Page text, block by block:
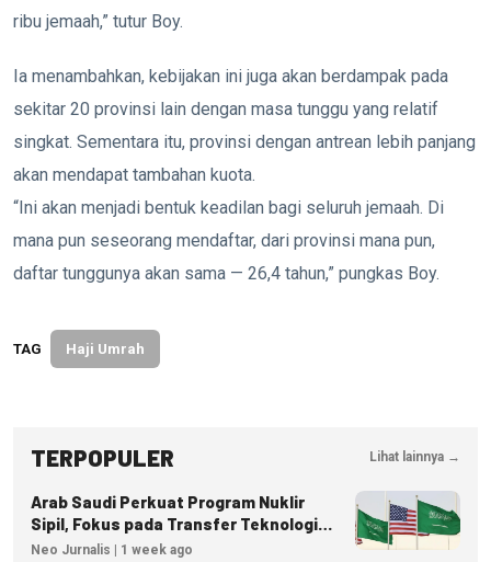
ribu jemaah,” tutur Boy.
Ia menambahkan, kebijakan ini juga akan berdampak pada
sekitar 20 provinsi lain dengan masa tunggu yang relatif
singkat. Sementara itu, provinsi dengan antrean lebih panjang
akan mendapat tambahan kuota.
“Ini akan menjadi bentuk keadilan bagi seluruh jemaah. Di
mana pun seseorang mendaftar, dari provinsi mana pun,
daftar tunggunya akan sama — 26,4 tahun,” pungkas Boy.
TAG Haji Umrah
TERPOPULER Lihat lainnya →
Arab Saudi Perkuat Program Nuklir
Sipil, Fokus pada Transfer Teknologi
dan Kedaulatan Energi
Neo Jurnalis | 1 week ago